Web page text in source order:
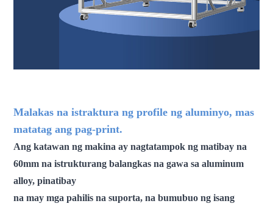
Malakas na istraktura ng profile ng aluminyo, mas
matatag ang pag-print.
Ang katawan ng makina ay nagtatampok ng matibay na
60mm na istrukturang balangkas na gawa sa aluminum
alloy, pinatibay
na may mga pahilis na suporta, na bumubuo ng isang